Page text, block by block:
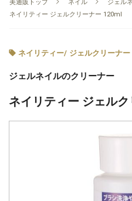
美通販トップ ネイル
ジェル
ネイリティー ジェルクリーナー 120ml
ネイリティー/ ジェルクリーナー
ジェルネイルのクリーナー
ネイリティー ジェル